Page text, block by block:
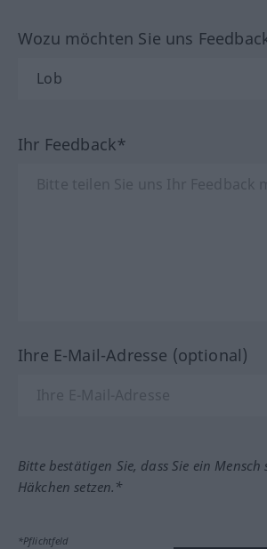
Wozu möchten Sie uns
Ihr Feedback*
Ihre E-Mail-Adresse (optional)
Bitte bestätigen Sie, dass Sie ein
Häkchen setzen.*
*Pflichtfeld